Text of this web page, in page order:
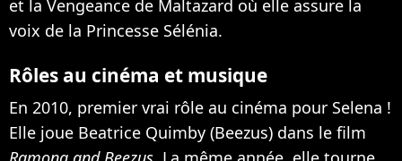
et la Vengeance de Maltazard où elle assure la
voix de la Princesse Sélénia.
Rôles au cinéma et musique
En 2010, premier vrai rôle au cinéma pour Selena !
Elle joue Beatrice Quimby (Beezus) dans le film